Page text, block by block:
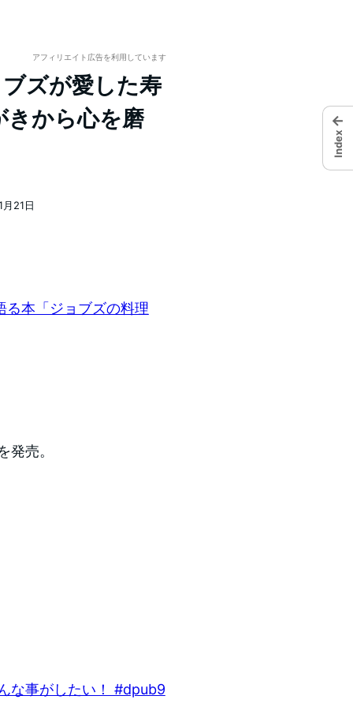
アフィリエイト広告を利用しています
ズが愛した寿
きから心を磨
月21日
る本「ジョブズの料理
発売。
な事がしたい！ #dpub9
←
Index